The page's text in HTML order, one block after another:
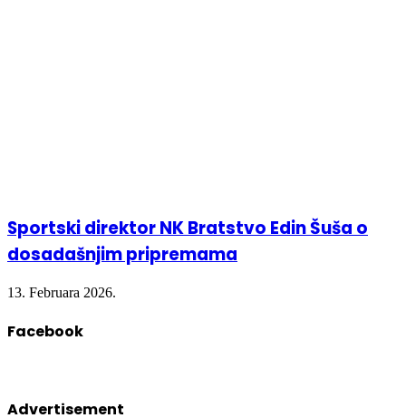
Sportski direktor NK Bratstvo Edin Šuša o
dosadašnjim pripremama
13. Februara 2026.
Facebook
Advertisement